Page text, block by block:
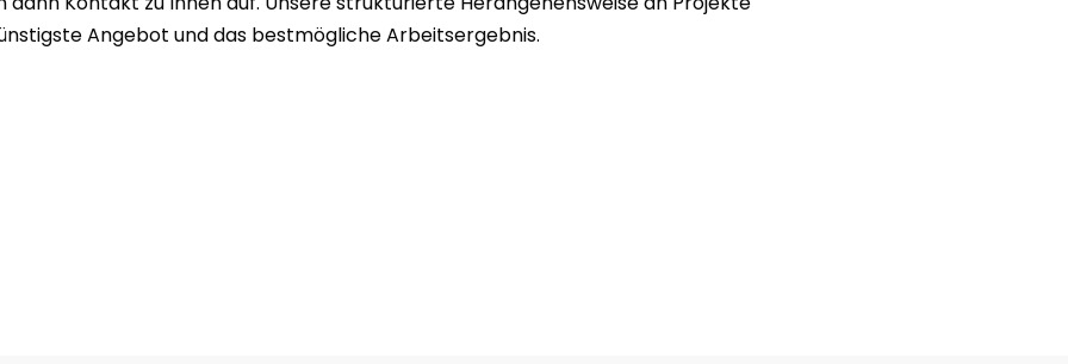
Angebot und das bestmögliche Arbeitsergebnis.